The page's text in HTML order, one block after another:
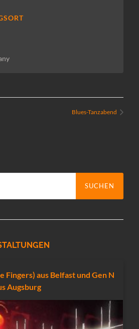
Blues-Tanzabend
Fingers) aus Belfast und Gen N
Augsburg